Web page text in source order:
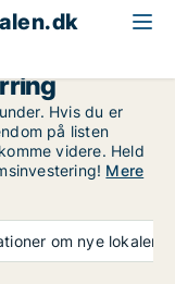
Hvis du er
på listen
videre. Held
Mere
om nye lokaler